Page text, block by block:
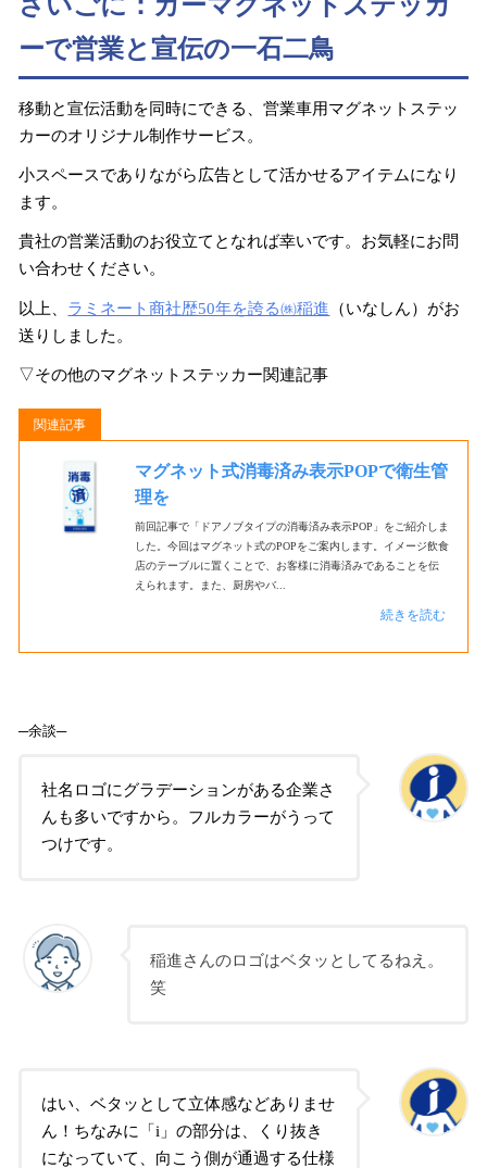
ーで営業と宣伝の一石二鳥
移動と宣伝活動を同時にできる、営業車用マグネットステッ
カーのオリジナル制作サービス。
小スペースでありながら広告として活かせるアイテムになり
ます。
貴社の営業活動のお役立てとなれば幸いです。お気軽にお問
い合わせください。
以上、 ラミネート商社歴50年を誇る㈱稲進 （いなしん）がお
送りしました。
▽その他のマグネットステッカー関連記事
マグネット式消毒済み表示POPで衛生管
理を
前回記事で「ドアノブタイプの消毒済み表示POP」をご紹介しま
した。今回はマグネット式のPOPをご案内します。イメージ飲食
店のテーブルに置くことで、お客様に消毒済みであることを伝
えられます。また、厨房やバ...
続きを読む
─余談─
社名ロゴにグラデーションがある企業さ
んも多いですから。フルカラーがうって
つけです。
稲進さんのロゴはベタッとしてるねえ。
笑
はい、ベタッとして立体感などありませ
ん！ちなみに「i」の部分は、くり抜き
になっていて、向こう側が通過する仕様